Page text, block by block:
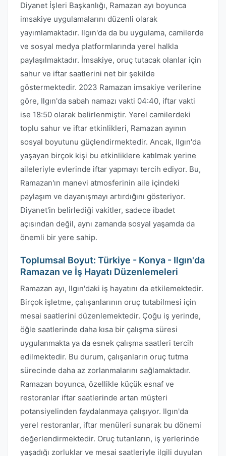
Diyanet İşleri Başkanlığı, Ramazan ayı boyunca
imsakiye uygulamalarını düzenli olarak
yayımlamaktadır. Ilgın'da da bu uygulama, camilerde
ve sosyal medya platformlarında yerel halkla
paylaşılmaktadır. İmsakiye, oruç tutacak olanlar için
sahur ve iftar saatlerini net bir şekilde
göstermektedir. 2023 Ramazan imsakiye verilerine
göre, Ilgın'da sabah namazı vakti 04:40, iftar vakti
ise 18:50 olarak belirlenmiştir. Yerel camilerdeki
toplu sahur ve iftar etkinlikleri, Ramazan ayının
sosyal boyutunu güçlendirmektedir. Ancak, Ilgın'da
yaşayan birçok kişi bu etkinliklere katılmak yerine
aileleriyle evlerinde iftar yapmayı tercih ediyor. Bu,
Ramazan'ın manevi atmosferinin aile içindeki
paylaşım ve dayanışmayı artırdığını gösteriyor.
Diyanet'in belirlediği vakitler, sadece ibadet
açısından değil, aynı zamanda sosyal yaşamda da
önemli bir yere sahip.
Toplumsal Boyut: Türkiye - Konya - Ilgın'da
Ramazan ve İş Hayatı Düzenlemeleri
Ramazan ayı, Ilgın'daki iş hayatını da etkilemektedir.
Birçok işletme, çalışanlarının oruç tutabilmesi için
mesai saatlerini düzenlemektedir. Çoğu iş yerinde,
öğle saatlerinde daha kısa bir çalışma süresi
uygulanmakta ya da esnek çalışma saatleri tercih
edilmektedir. Bu durum, çalışanların oruç tutma
sürecinde daha az zorlanmalarını sağlamaktadır.
Ramazan boyunca, özellikle küçük esnaf ve
restoranlar iftar saatlerinde artan müşteri
potansiyelinden faydalanmaya çalışıyor. Ilgın'da
yerel restoranlar, iftar menüleri sunarak bu dönemi
değerlendirmektedir. Oruç tutanların, iş yerlerinde
yaşadığı zorluklar ve mesai saatleriyle ilgili duyulan